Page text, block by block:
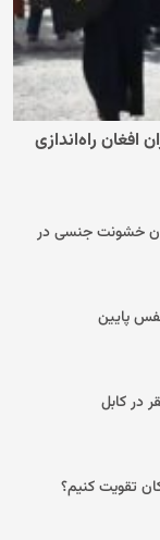
افغان راه‌اندازی
خشونت جنسی در
پایین
در کابل
تقویت کنیم؟